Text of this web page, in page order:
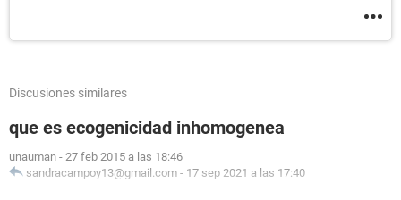
Discusiones similares
que es ecogenicidad inhomogenea
unauman - 27 feb 2015 a las 18:46
sandracampoy13@gmail.com - 17 sep 2021 a las 17:40